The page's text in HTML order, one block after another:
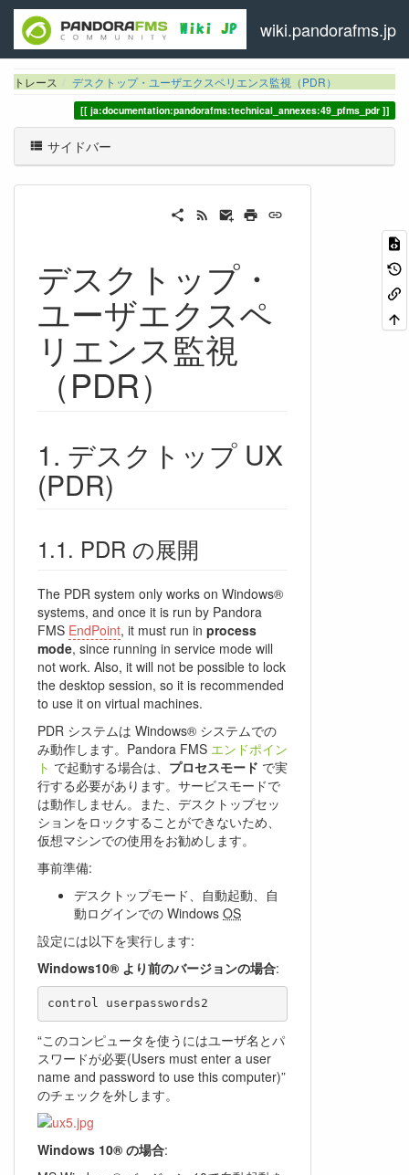
wiki.pandorafms.jp
トレース デスクトップ・ユーザエクスペリエンス監視（PDR）
ja:documentation:pandorafms:technical_annexes:49_pfms_pdr
サイドバー
デスクトップ・
ユーザエクスペ
リエンス監視
（PDR）
デスクトップ UX
(PDR)
PDR の展開
The PDR system only works on Windows®
systems, and once it is run by Pandora
FMS EndPoint, it must run in process
mode, since running in service mode will
not work. Also, it will not be possible to lock
the desktop session, so it is recommended
to use it on virtual machines.
PDR システムは Windows® システムでの
み動作します。Pandora FMS エンドポイン
ト で起動する場合は、 プロセスモード で実
行する必要があります。サービスモードで
は動作しません。また、デスクトップセッ
ションをロックすることができないため、
仮想マシンでの使用をお勧めします。
事前準備:
デスクトップモード、自動起動、自
動ログインでの Windows OS
設定には以下を実行します:
Windows10® より前のバージョンの場合:
“このコンピュータを使うにはユーザ名とパ
スワードが必要(Users must enter a user
name and password to use this computer)”
のチェックを外します。
Windows 10® の場合: